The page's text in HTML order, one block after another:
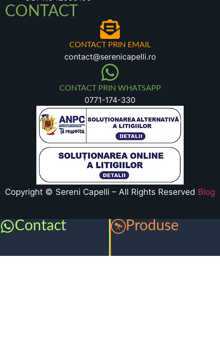
CONTACT
CONTACT PRIN EMAIL
contact@serenicapelli.ro
CONTACT PRIN WHATSAPP
0771-174-330
Copyright © Sereni Capelli – All Rights Reserved Blog
Contact Produse